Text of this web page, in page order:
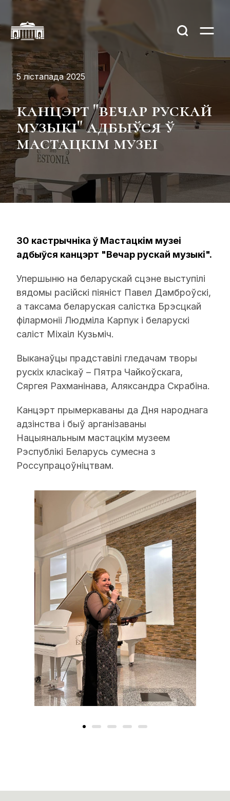
5 лістапада 2025
канцэрт "вечар рускай
музыкі" адбыўся ў
мастацкім музеі
30 кастрычніка ў Мастацкім музеі
адбыўся канцэрт "Вечар рускай музыкі".
Упершыню на беларускай сцэне выступілі
вядомы расійскі піяніст Павел Дамброўскі,
а таксама беларуская салістка Брэсцкай
філармоніі Людміла Карпук і беларускі
саліст Міхаіл Кузьміч.
Выканаўцы прадставілі гледачам творы
рускіх класікаў – Пятра Чайкоўскага,
Сяргея Рахманінава, Аляксандра Скрабіна.
Канцэрт прымеркаваны да Дня народнага
адзінства і быў арганізаваны
Нацыянальным мастацкім музеем
Рэспублікі Беларусь сумесна з
Россупрацоўніцтвам.